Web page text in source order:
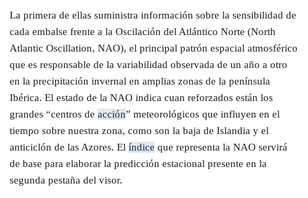
La primera de ellas suministra información sobre la sensibilidad de
cada embalse frente a la Oscilación del Atlántico Norte (North
Atlantic Oscillation, NAO), el principal patrón espacial atmosférico
que es responsable de la variabilidad observada de un año a otro
en la precipitación invernal en amplias zonas de la península
Ibérica. El estado de la NAO indica cuan reforzados están los
grandes “centros de acción” meteorológicos que influyen en el
tiempo sobre nuestra zona, como son la baja de Islandia y el
anticiclón de las Azores. El índice que representa la NAO servirá
de base para elaborar la predicción estacional presente en la
segunda pestaña del visor.